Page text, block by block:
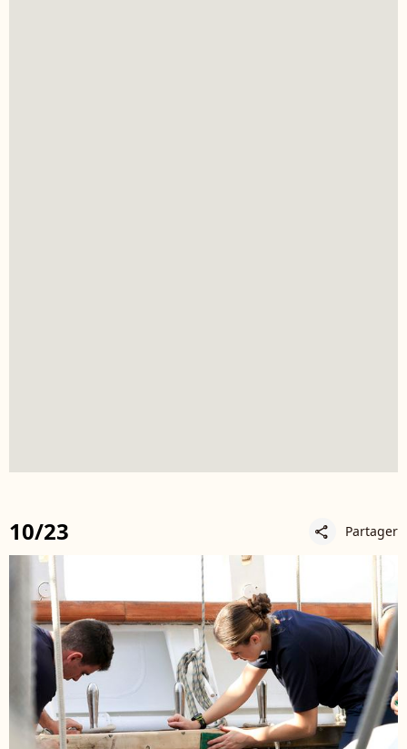
10/23 share Partager